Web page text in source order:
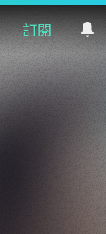
訂閱